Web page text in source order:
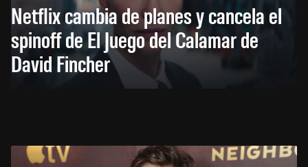
Netflix cambia de planes y cancela el
spinoff de El Juego del Calamar de
David Fincher